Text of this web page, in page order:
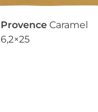
Provence Caramel
6,2×25